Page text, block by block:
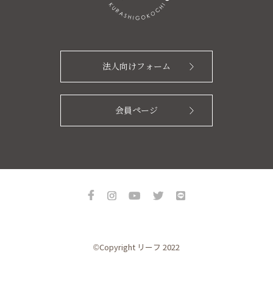
法人向けフォーム
会員ページ
©Copyright リーフ 2022